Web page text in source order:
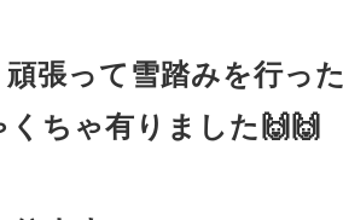
張って雪踏みを行った
ちゃ有りました🙌🙌